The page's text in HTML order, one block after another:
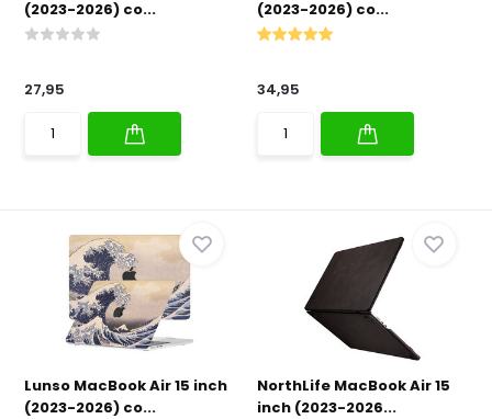
(2023-2026) co...
27,95
(2023-2026) co...
34,95
Lunso MacBook Air 15 inch
(2023-2026) co...
NorthLife MacBook Air 15
inch (2023-2026...